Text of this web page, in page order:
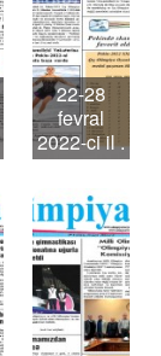
22-28
fevral
2022-ci il .